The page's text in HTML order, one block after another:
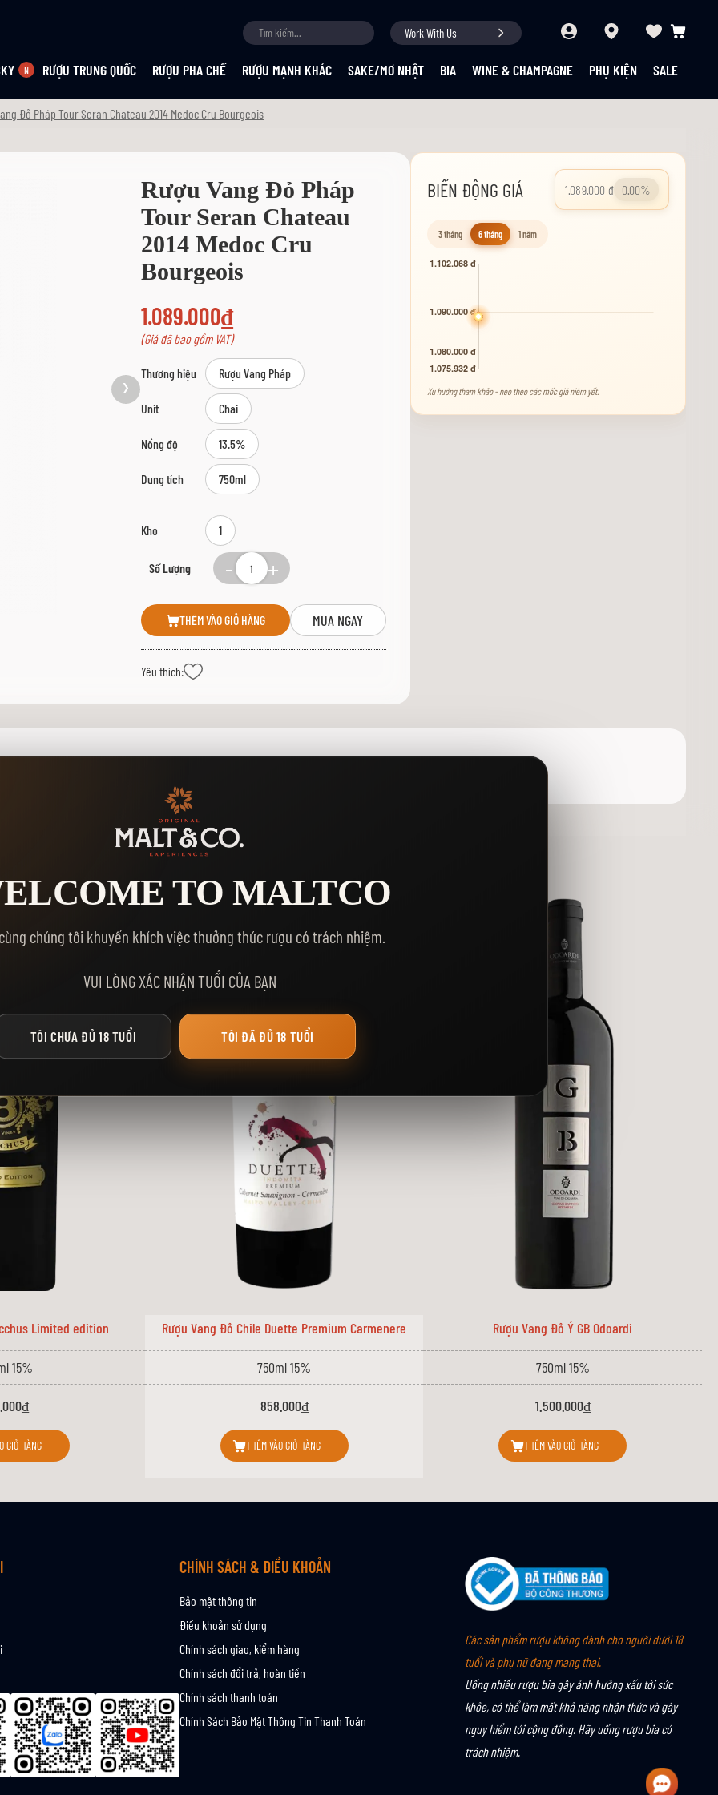
Work With Us
RƯỢU TRUNG QUỐC RƯỢU PHA CHẾ RƯỢU MẠNH KHÁC SAKE/MƠ NHẬT BIA WINE & CHAMPAGNE PHỤ KIỆN SALE
Đỏ Pháp Tour Seran Chateau 2014 Medoc Cru Bourgeois
Rượu Vang Đỏ Pháp
Tour Seran Chateau
2014 Medoc Cru
Bourgeois
1.089.000₫
(Giá đã bao gồm VAT)
Thương hiệu Rượu Vang Pháp
Unit Chai
Nồng độ 13.5%
Dung tích 750ml
Kho 1
Số Lượng
THÊM VÀO GIỎ HÀNG MUA NGAY
Yêu thích:
BIẾN ĐỘNG GIÁ 1.089.000 đ 0.00%
3 tháng 6 tháng 1 năm
Xu hướng tham khảo - neo theo các mốc giá niêm yết.
GỢI Ý DÀNH CHO BẠN
Limited edition Rượu Vang Đỏ Chile Duette Premium Carmenere Rượu Vang Đỏ Ý GB Odoardi
15% 750ml 15% 750ml 15%
GIỎ HÀNG
858.000₫
THÊM VÀO GIỎ HÀNG
1.500.000₫
THÊM VÀO GIỎ HÀNG
CHÍNH SÁCH & ĐIỀU KHOẢN
Bảo mật thông tin
Điều khoản sử dụng
Chính sách giao, kiểm hàng
Chính sách đổi trả, hoàn tiền
Chính sách thanh toán
Chính Sách Bảo Mật Thông Tin Thanh Toán
Các sản phẩm rượu không dành cho người dưới 18
tuổi và phụ nữ đang mang thai.
Uống nhiều rượu bia gây ảnh hưởng xấu tới sức
khỏe, có thể làm mất khả năng nhận thức và gây
nguy hiểm tới cộng đồng. Hãy uống rượu bia có
trách nhiệm.
TO MALTCO
chúng tôi khuyến khích việc thưởng thức rượu có trách nhiệm.
VUI LÒNG XÁC NHẬN TUỔI CỦA BẠN
TÔI CHƯA ĐỦ 18 TUỔI TÔI ĐÃ ĐỦ 18 TUỔI